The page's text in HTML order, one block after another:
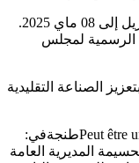
الفترة المحددة لتقديم الطلبات هي من 24 أبريل إلى 08 ماي 2025.
الرسمية لمجلس
الصناعة التقليدية